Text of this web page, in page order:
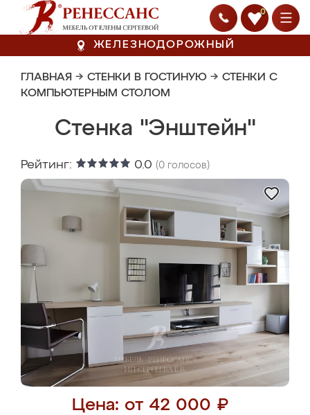
0
ЖЕЛЕЗНОДОРОЖНЫЙ
ГЛАВНАЯ → СТЕНКИ В ГОСТИНУЮ → СТЕНКИ С
КОМПЬЮТЕРНЫМ СТОЛОМ
Стенка "Энштейн"
Рейтинг: 0.0 (0 голосов)
Цена: от 42 000 ₽